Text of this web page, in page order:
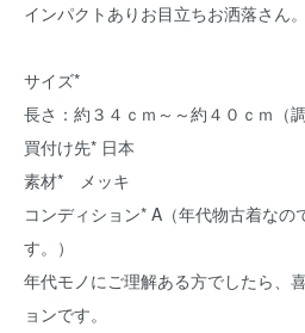
インパクトありお目立ちお洒落さん
サイズ*
長さ：約３４ｃｍ～～約４０ｃｍ（調
買付け先* 日本
素材* メッキ
コンディション* A（年代物古着なの
す。）
年代モノにご理解ある方でしたら、
ョンです。